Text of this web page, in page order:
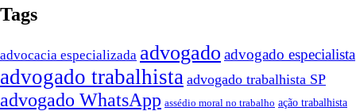
Tags
advocacia especializada advogado advogado especialista
advogado trabalhista advogado trabalhista SP
advogado WhatsApp assédio moral no trabalho ação trabalhista